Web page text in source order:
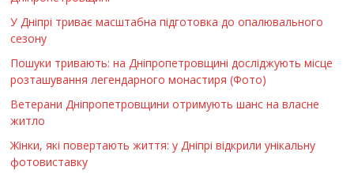
У Дніпрі триває масштабна підготовка до опалювального
сезону
Пошуки тривають: на Дніпропетровщині досліджують місце
розташування легендарного монастиря (Фото)
Ветерани Дніпропетровщини отримують шанс на власне
житло
Жінки, які повертають життя: у Дніпрі відкрили унікальну
фотовиставку